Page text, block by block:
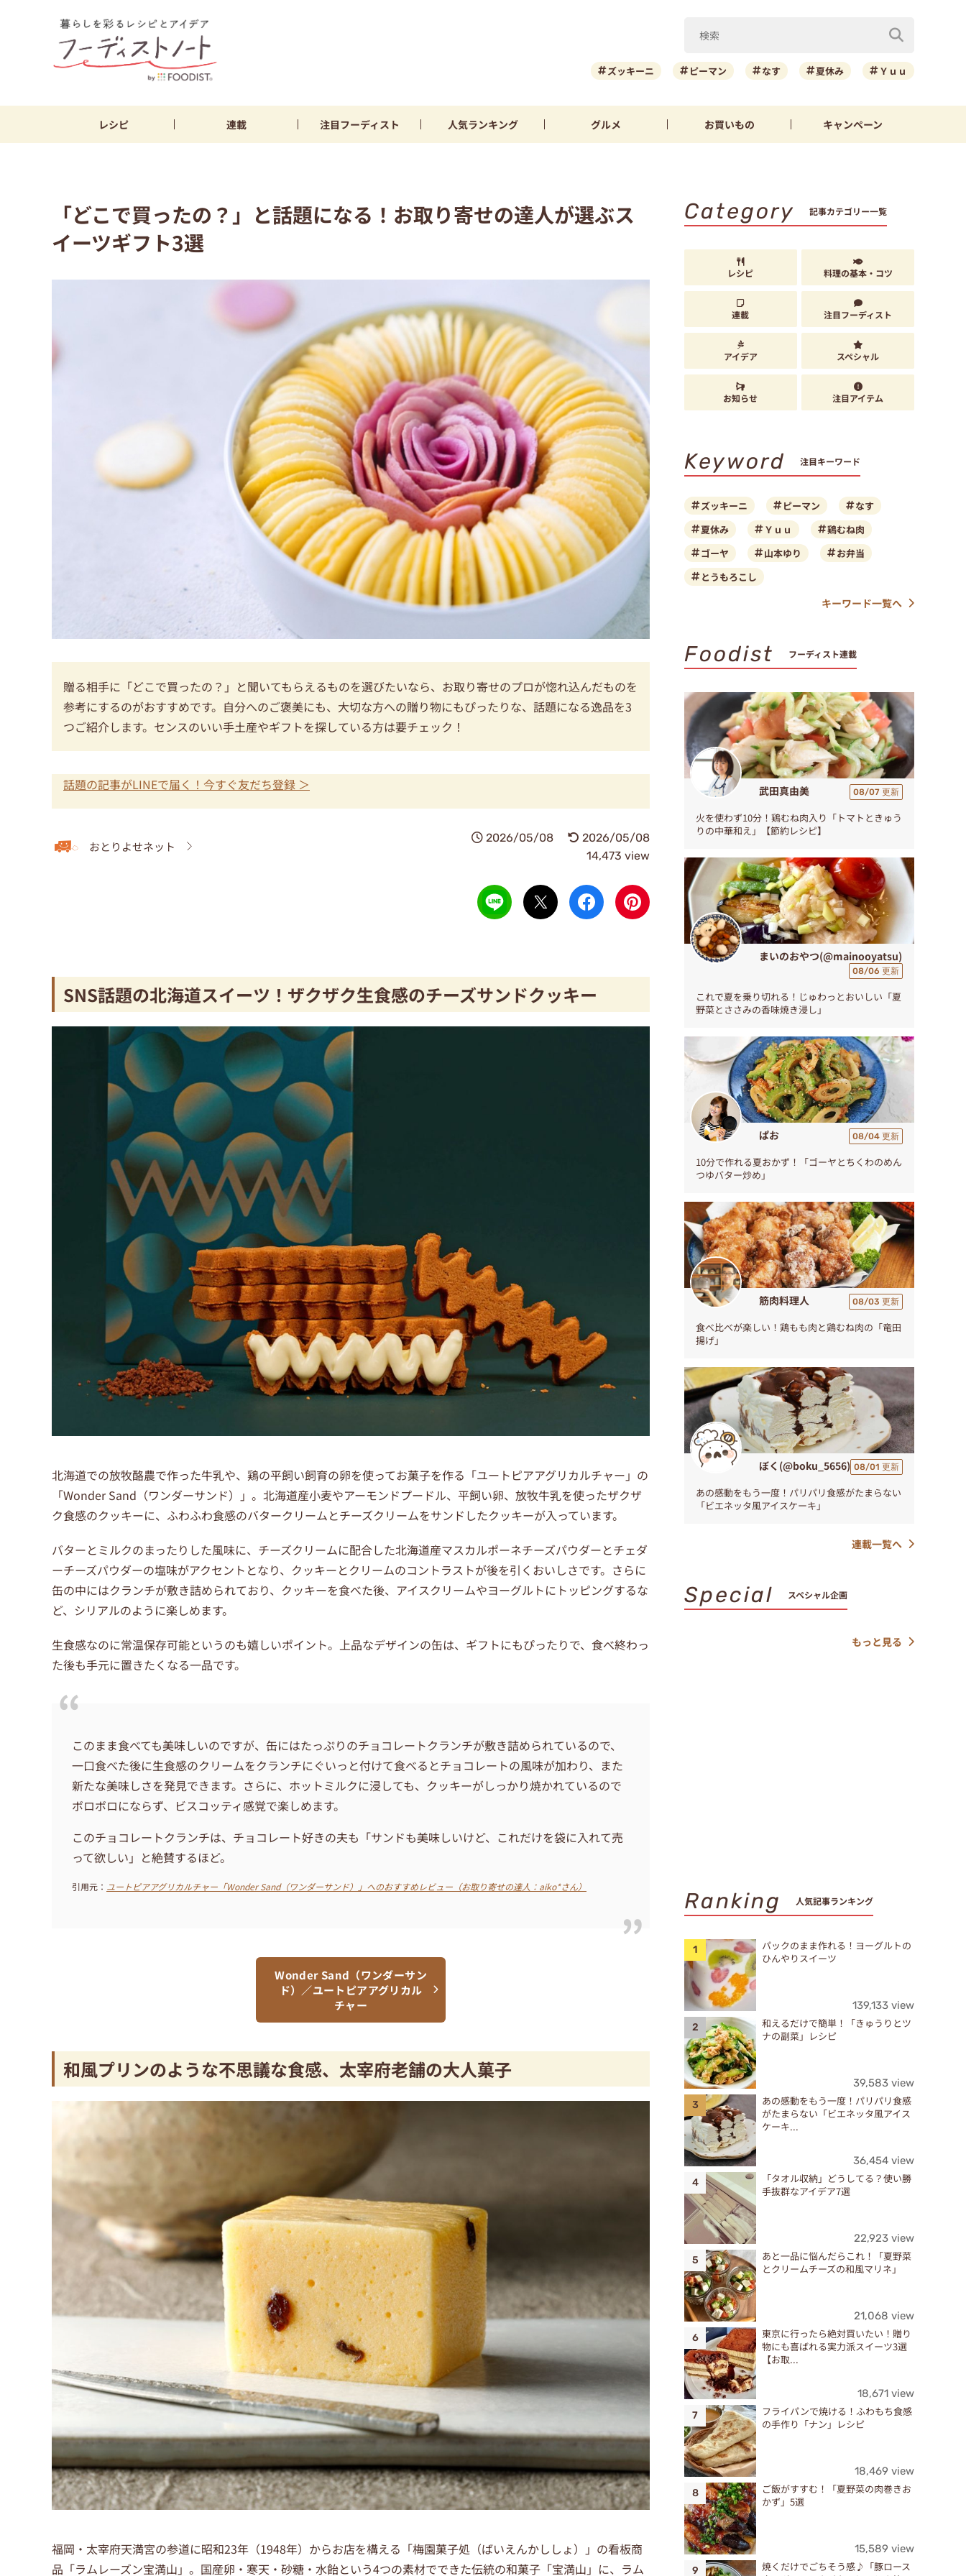
ズッキーニ ピーマン なす 夏休み Ｙｕｕ
レシピ 連載 注目フーディスト 人気ランキング グルメ お買いもの キャンペーン
「どこで買ったの？」と話題になる！お取り寄せの達人が選ぶス
イーツギフト3選
贈る相手に「どこで買ったの？」と聞いてもらえるものを選びたいなら、お取り寄せのプロが惚れ込んだものを
参考にするのがおすすめです。自分へのご褒美にも、大切な方への贈り物にもぴったりな、話題になる逸品を3
つご紹介します。センスのいい手土産やギフトを探している方は要チェック！
話題の記事がLINEで届く！今すぐ友だち登録 ＞
おとりよせネット
2026/05/08
2026/05/08
14,473 view
SNS話題の北海道スイーツ！ザクザク生食感のチーズサンドクッキー
北海道での放牧酪農で作った牛乳や、鶏の平飼い飼育の卵を使ってお菓子を作る「ユートピアアグリカルチャー」の
「Wonder Sand（ワンダーサンド）」。北海道産小麦やアーモンドプードル、平飼い卵、放牧牛乳を使ったザクザ
ク食感のクッキーに、ふわふわ食感のバタークリームとチーズクリームをサンドしたクッキーが入っています。
バターとミルクのまったりした風味に、チーズクリームに配合した北海道産マスカルポーネチーズパウダーとチェダ
ーチーズパウダーの塩味がアクセントとなり、クッキーとクリームのコントラストが後を引くおいしさです。さらに
缶の中にはクランチが敷き詰められており、クッキーを食べた後、アイスクリームやヨーグルトにトッピングするな
ど、シリアルのように楽しめます。
生食感なのに常温保存可能というのも嬉しいポイント。上品なデザインの缶は、ギフトにもぴったりで、食べ終わっ
た後も手元に置きたくなる一品です。
このまま食べても美味しいのですが、缶にはたっぷりのチョコレートクランチが敷き詰められているので、
一口食べた後に生食感のクリームをクランチにぐいっと付けて食べるとチョコレートの風味が加わり、また
新たな美味しさを発見できます。さらに、ホットミルクに浸しても、クッキーがしっかり焼かれているので
ボロボロにならず、ビスコッティ感覚で楽しめます。
このチョコレートクランチは、チョコレート好きの夫も「サンドも美味しいけど、これだけを袋に入れて売
って欲しい」と絶賛するほど。
引用元： ユートピアアグリカルチャー「Wonder Sand（ワンダーサンド）」へのおすすめレビュー（お取り寄せの達人：aiko*さん）
Wonder Sand（ワンダーサン
ド）／ユートピアアグリカル
チャー
和風プリンのような不思議な食感、太宰府老舗の大人菓子
福岡・太宰府天満宮の参道に昭和23年（1948年）からお店を構える「梅園菓子処（ばいえんかししょ）」の看板商
品「ラムレーズン宝満山」。国産卵・寒天・砂糖・水飴という4つの素材でできた伝統の和菓子「宝満山」に、ラム
Category 記事カテゴリー一覧
レシピ 料理の基本・コツ
連載 注目フーディスト
アイデア スペシャル
お知らせ 注目アイテム
Keyword 注目キーワード
ズッキーニ ピーマン
なす
夏休み
Ｙｕｕ
鶏むね肉
ゴーヤ
山本ゆり
お弁当
とうもろこし
キーワード一覧へ
Foodist フーディスト連載
武田真由美 08/07 更新
火を使わず10分！鶏むね肉入り「トマトときゅう
りの中華和え」【節約レシピ】
まいのおやつ(@mainooyatsu)
08/06 更新
これで夏を乗り切れる！じゅわっとおいしい「夏
野菜とささみの香味焼き浸し」
ぱお 08/04 更新
10分で作れる夏おかず！「ゴーヤとちくわのめん
つゆバター炒め」
筋肉料理人 08/03 更新
食べ比べが楽しい！鶏もも肉と鶏むね肉の「竜田
揚げ」
ぼく(@boku_5656) 08/01 更新
あの感動をもう一度！パリパリ食感がたまらない
「ビエネッタ風アイスケーキ」
連載一覧へ
Special スペシャル企画
もっと見る
Ranking 人気記事ランキング
パックのまま作れる！ヨーグルトの
ひんやりスイーツ
139,133 view
和えるだけで簡単！「きゅうりとツ
ナの副菜」レシピ
39,583 view
あの感動をもう一度！パリパリ食感
がたまらない「ビエネッタ風アイス
ケーキ...
36,454 view
「タオル収納」どうしてる？使い勝
手抜群なアイデア7選
22,923 view
あと一品に悩んだらこれ！「夏野菜
とクリームチーズの和風マリネ」
21,068 view
東京に行ったら絶対買いたい！贈り
物にも喜ばれる実力派スイーツ3選
【お取...
18,671 view
フライパンで焼ける！ふわもち食感
の手作り「ナン」レシピ
18,469 view
ご飯がすすむ！「夏野菜の肉巻きお
かず」5選
15,589 view
焼くだけでごちそう感♪「豚ロース